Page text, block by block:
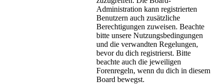
Administration kann registrierten
Benutzern auch zusätzliche
Berechtigungen zuweisen. Beachte
bitte unsere Nutzungsbedingungen
und die verwandten Regelungen,
bevor du dich registrierst. Bitte
beachte auch die jeweiligen
Forenregeln, wenn du dich in diesem
Board bewegst.